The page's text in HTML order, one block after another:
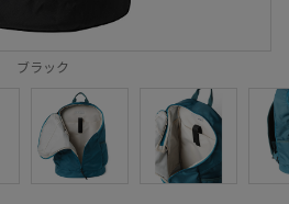
ブラック
チャコール